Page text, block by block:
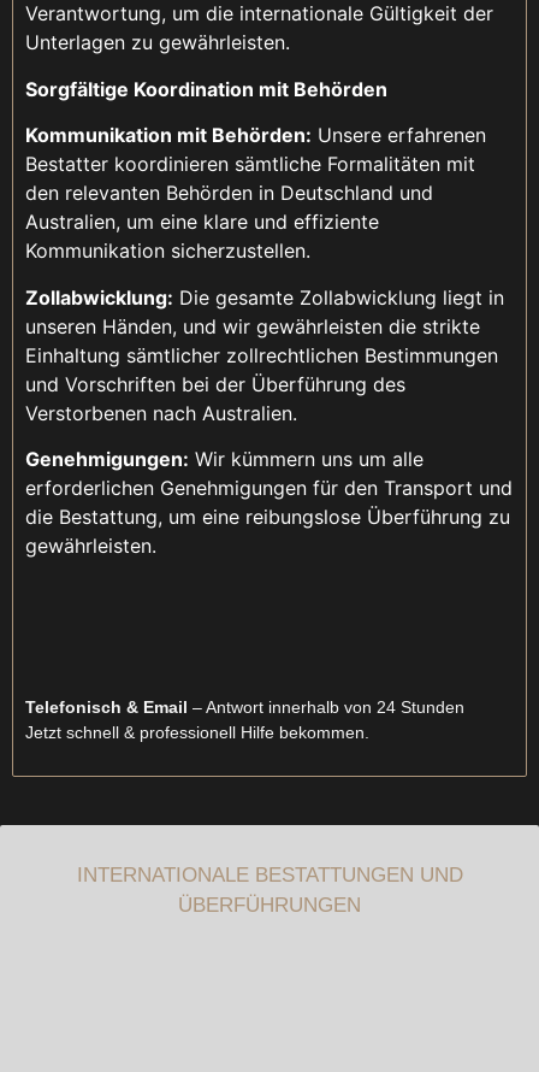
Verantwortung, um die internationale Gültigkeit der
Unterlagen zu gewährleisten.
Sorgfältige Koordination mit Behörden
Kommunikation mit Behörden: Unsere erfahrenen
Bestatter koordinieren sämtliche Formalitäten mit
den relevanten Behörden in Deutschland und
Australien, um eine klare und effiziente
Kommunikation sicherzustellen.
Zollabwicklung: Die gesamte Zollabwicklung liegt in
unseren Händen, und wir gewährleisten die strikte
Einhaltung sämtlicher zollrechtlichen Bestimmungen
und Vorschriften bei der Überführung des
Verstorbenen nach Australien.
Genehmigungen: Wir kümmern uns um alle
erforderlichen Genehmigungen für den Transport und
die Bestattung, um eine reibungslose Überführung zu
gewährleisten.
Telefonisch & Email – Antwort innerhalb von 24 Stunden
Jetzt schnell & professionell Hilfe bekommen.
INTERNATIONALE BESTATTUNGEN UND
ÜBERFÜHRUNGEN